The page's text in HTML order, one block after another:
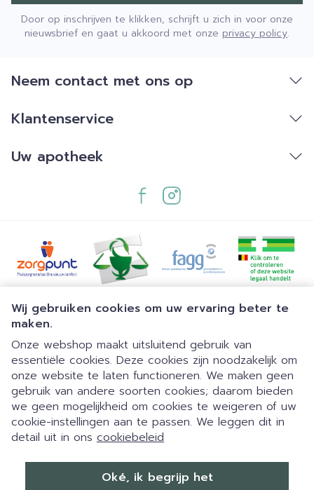
Wij gebruiken cookies om uw ervaring beter te
maken.
Onze webshop maakt uitsluitend gebruik van
essentiële cookies. Deze cookies zijn noodzakelijk om
onze website te laten functioneren. We maken geen
gebruik van andere soorten cookies; daarom bieden
we geen mogelijkheid om cookies te weigeren of uw
cookie-instellingen aan te passen. We leggen dit in
detail uit in ons cookiebeleid
Oké, ik begrijp het
1 van 1
Eigen parking | 24/7 automaat |
Door op inschrijven te klikken, schrijft u zich in voor onze
nieuwsbrief en gaat u akkoord met onze privacy policy.
Neem contact met ons op
Klantenservice
Uw apotheek
Juridische links